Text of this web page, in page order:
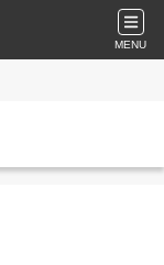
MENU